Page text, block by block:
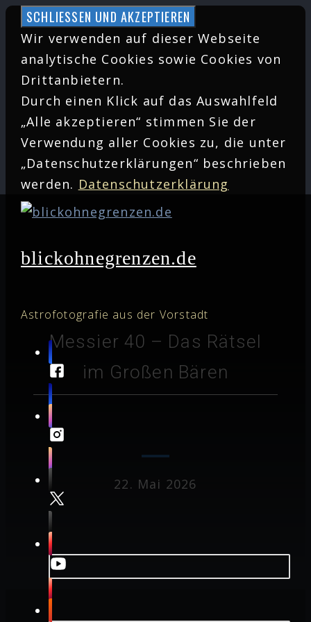
Zum
Inhalt
springen
Wir verwenden auf dieser Webseite
analytische Cookies sowie Cookies von
Drittanbietern.
Durch einen Klick auf das Auswahlfeld
„Alle akzeptieren“ stimmen Sie der
Verwendung aller Cookies zu, die unter
„Datenschutzerklärungen“ beschrieben
werden. Datenschutzerklärung
blickohnegrenzen.de
Astrofotografie aus der Vorstadt
Messier 40 – Das Rätsel
im Großen Bären
22. Mai 2026